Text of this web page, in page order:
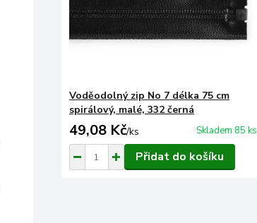
Voděodolný zip No 7 délka 75 cm
spirálový, malé, 332 černá
49,08 Kč/ks Skladem 85 ks
Přidat do košíku